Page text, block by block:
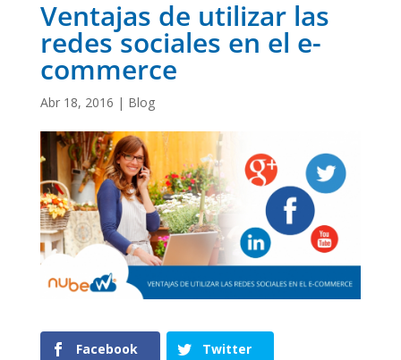
Ventajas de utilizar las
redes sociales en el e-
commerce
Abr 18, 2016 | Blog
Facebook Twitter